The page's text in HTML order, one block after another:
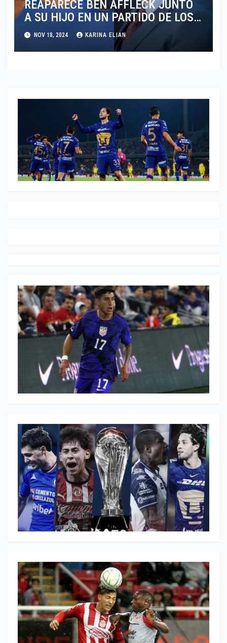
REAPARECE BEN AFFLECK JUNTO
A SU HIJO EN UN PARTIDO DE LOS
LAKERS VS TORONTO RAPTORS
NOV 18, 2024 KARINA ELIAN